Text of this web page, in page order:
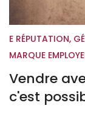
E RÉPUTATION,
MARQUE
Vendre
c'est